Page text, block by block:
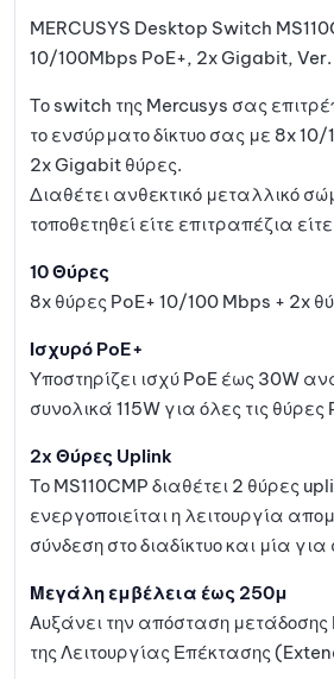
MERCUSYS Desktop Switch
10/100Mbps PoE+, 2x Gigabit, Ver.
Το switch της Mercusys σας
το ενσύρματο δίκτυο σας με 8x
2x Gigabit θύρες.
Διαθέτει ανθεκτικό μεταλλικό
τοποθετηθεί είτε επιτραπέζια
10 Θύρες
8x θύρες PoE+ 10/100 Mbps + 2x
Ισχυρό PoE+
Υποστηρίζει ισχύ PoE έως 30W
συνολικά 115W για όλες τις θύρες
2x Θύρες Uplink
Το MS110CMP διαθέτει 2 θύρες
ενεργοποιείται η λειτουργία
σύνδεση στο διαδίκτυο και μία
Μεγάλη εμβέλεια έως 250μ
Αυξάνει την απόσταση
της Λειτουργίας Επέκτασης